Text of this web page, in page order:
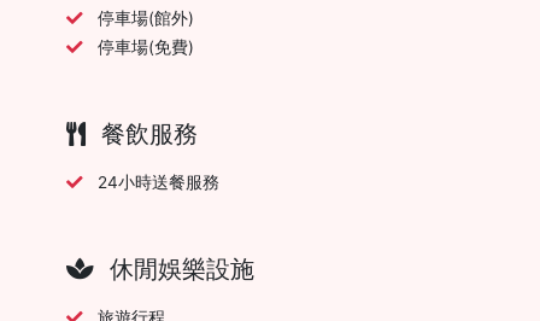
停車場(館外)
停車場(免費)
餐飲服務
24小時送餐服務
休閒娛樂設施
旅遊行程